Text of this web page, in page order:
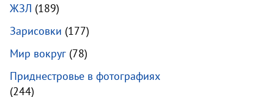
ЖЗЛ (189)
Зарисовки (177)
Мир вокруг(78)
Приднестровье в фотографиях
(244)